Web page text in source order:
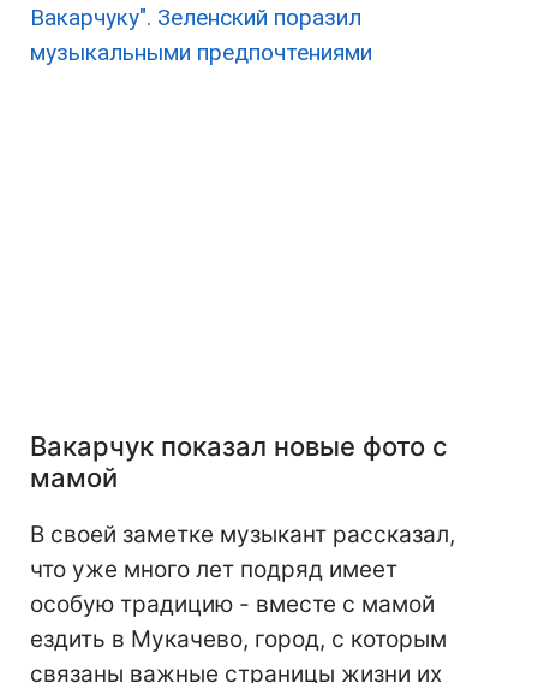
Вакарчуку". Зеленский поразил
музыкальными предпочтениями
Вакарчук показал новые фото с
мамой
В своей заметке музыкант рассказал,
что уже много лет подряд имеет
особую традицию - вместе с мамой
ездить в Мукачево, город, с которым
связаны важные страницы жизни их